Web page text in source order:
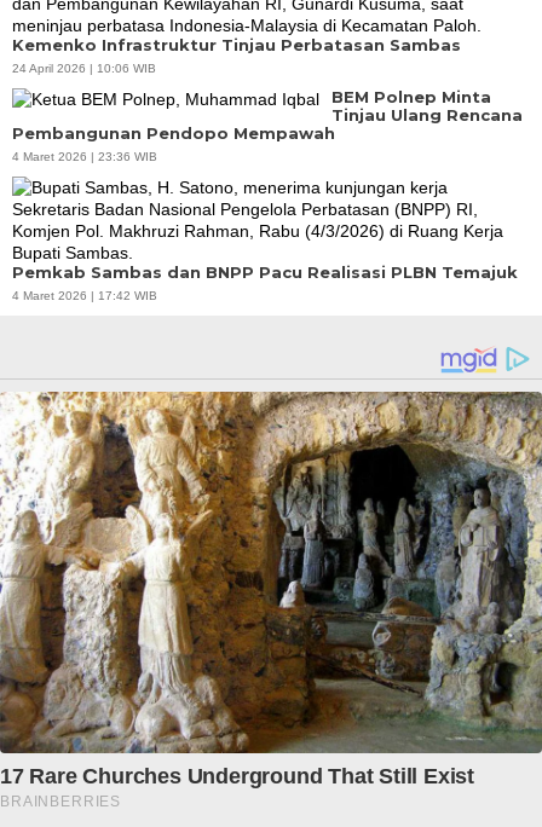
Kemenko Infrastruktur Tinjau Perbatasan Sambas
24 April 2026 | 10:06 WIB
BEM Polnep Minta
Tinjau Ulang Rencana
Pembangunan Pendopo Mempawah
4 Maret 2026 | 23:36 WIB
Pemkab Sambas dan BNPP Pacu Realisasi PLBN Temajuk
4 Maret 2026 | 17:42 WIB